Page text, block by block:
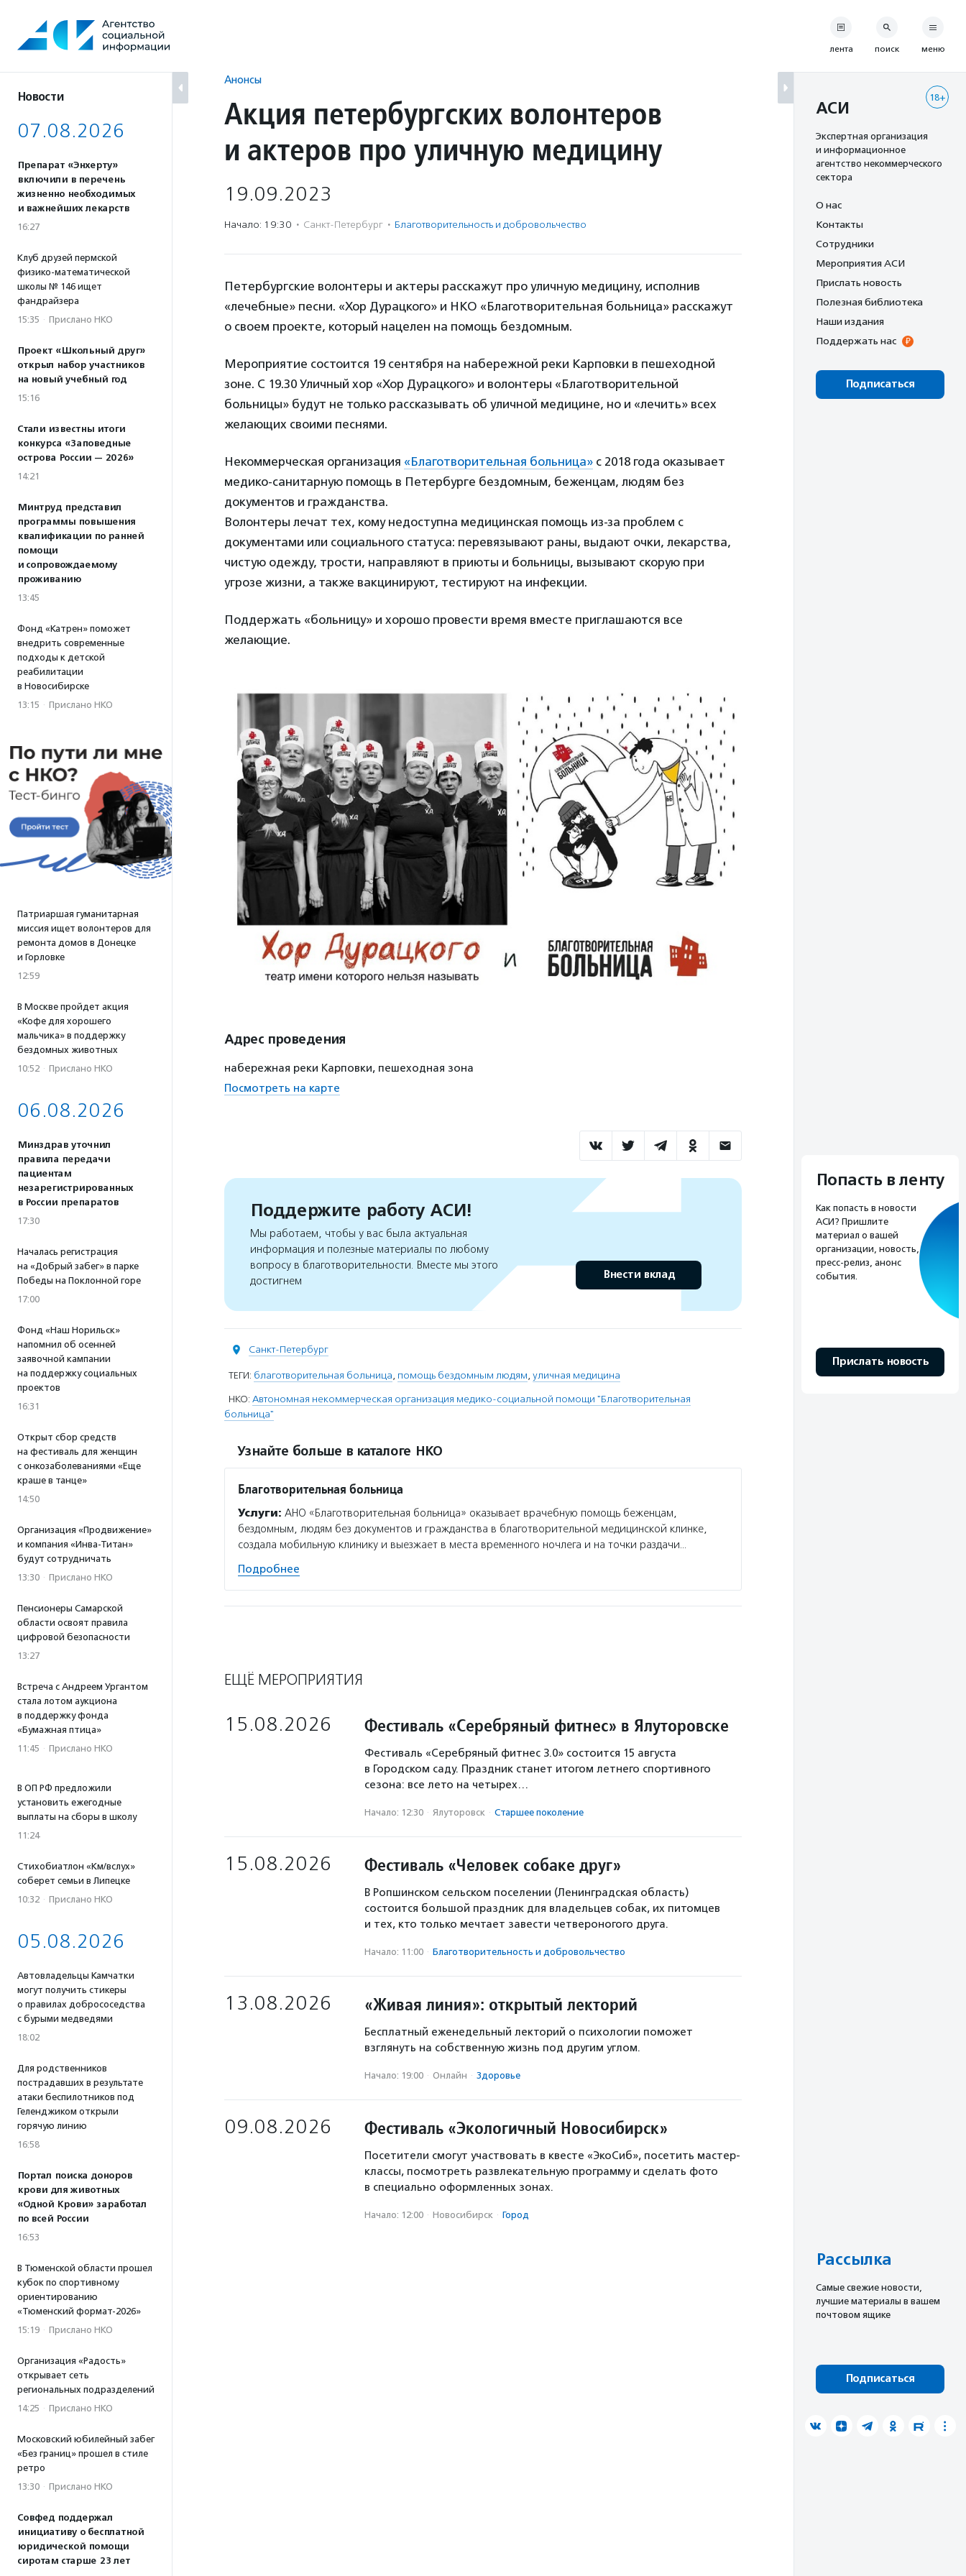
содержанию
Новости
07.08.2026
Препарат «Энхерту»
включили в перечень
жизненно необходимых
и важнейших лекарств
16:27
Клуб друзей пермской
физико-математической
школы № 146 ищет
фандрайзера
15:35 · Прислано НКО
Проект «Школьный друг»
открыл набор участников
на новый учебный год
15:16
Стали известны итоги
конкурса «Заповедные
острова России — 2026»
14:21
Минтруд представил
программы повышения
квалификации по ранней
помощи
и сопровождаемому
проживанию
13:45
Фонд «Катрен» поможет
внедрить современные
подходы к детской
реабилитации
в Новосибирске
13:15 · Прислано НКО
Патриаршая гуманитарная
миссия ищет волонтеров для
ремонта домов в Донецке
и Горловке
12:59
В Москве пройдет акция
«Кофе для хорошего
мальчика» в поддержку
бездомных животных
10:52 · Прислано НКО
06.08.2026
Минздрав уточнил
правила передачи
пациентам
незарегистрированных
в России препаратов
17:30
Началась регистрация
на «Добрый забег» в парке
Победы на Поклонной горе
17:00
Фонд «Наш Норильск»
напомнил об осенней
заявочной кампании
на поддержку социальных
проектов
16:31
Открыт сбор средств
на фестиваль для женщин
с онкозаболеваниями «Еще
краше в танце»
14:50
Организация «Продвижение»
и компания «Инва-Титан»
будут сотрудничать
13:30 · Прислано НКО
Пенсионеры Самарской
области освоят правила
цифровой безопасности
13:27
Встреча с Андреем Ургантом
стала лотом аукциона
в поддержку фонда
«Бумажная птица»
11:45 · Прислано НКО
В ОП РФ предложили
установить ежегодные
выплаты на сборы в школу
11:24
Стихобиатлон «Км/вслух»
соберет семьи в Липецке
10:32 · Прислано НКО
05.08.2026
Автовладельцы Камчатки
могут получить стикеры
о правилах добрососедства
с бурыми медведями
18:02
Для родственников
пострадавших в результате
атаки беспилотников под
Геленджиком открыли
горячую линию
16:58
Портал поиска доноров
крови для животных
«Одной Крови» заработал
по всей России
16:53
В Тюменской области прошел
кубок по спортивному
ориентированию
«Тюменский формат-2026»
15:19 · Прислано НКО
Организация «Радость»
открывает сеть
региональных подразделений
14:25 · Прислано НКО
Московский юбилейный забег
«Без границ» прошел в стиле
ретро
13:30 · Прислано НКО
Совфед поддержал
инициативу о бесплатной
юридической помощи
сиротам старше 23 лет
Анонсы
Акция петербургских волонтеров
и актеров про уличную медицину
19.09.2023
Начало: 19:30 · Санкт-Петербург · Благотвори­тель­ность и доброволь­чест­во
Петербургские волонтеры и актеры расскажут про уличную медицину, исполнив
«лечебные» песни. «Хор Дурацкого» и НКО «Благотворительная больница» расскажут
о своем проекте, который нацелен на помощь бездомным.
Мероприятие состоится 19 сентября на набережной реки Карповки в пешеходной
зоне. С 19.30 Уличный хор «Хор Дурацкого» и волонтеры «Благотворительной
больницы» будут не только рассказывать об уличной медицине, но и «лечить» всех
желающих своими песнями.
Некоммерческая организация «Благотворительная больница» с 2018 года оказывает
медико-санитарную помощь в Петербурге бездомным, беженцам, людям без
документов и гражданства.
Волонтеры лечат тех, кому недоступна медицинская помощь из-за проблем с
документами или социального статуса: перевязывают раны, выдают очки, лекарства,
чистую одежду, трости, направляют в приюты и больницы, вызывают скорую при
угрозе жизни, а также вакцинируют, тестируют на инфекции.
Поддержать «больницу» и хорошо провести время вместе приглашаются все
желающие.
Адрес проведения
набережная реки Карповки, пешеходная зона
Посмотреть на карте
Поддержите работу АСИ!
Мы работаем, чтобы у вас была актуальная
информация и полезные материалы по любому
вопросу в благотворительности. Вместе мы этого
достигнем
Внести вклад
Санкт-Петербург
ТЕГИ: благотворительная больница, помощь бездомным людям, уличная медицина
НКО: Автономная некоммерческая организация медико-социальной помощи "Благотворительная
больница"
Узнайте больше в каталоге НКО
Благотворительная больница
Услуги: АНО «Благотворительная больница» оказывает врачебную помощь беженцам,
бездомным, людям без документов и гражданства в благотворительной медицинской клинке,
создала мобильную клинику и выезжает в места временного ночлега и на точки раздачи…
Подробнее
ЕЩЁ МЕРОПРИЯТИЯ
15.08.2026 Фестиваль «Серебряный фитнес» в Ялуторовске
Фестиваль «Серебряный фитнес 3.0» состоится 15 августа
в Городском саду. Праздник станет итогом летнего спортивного
сезона: все лето на четырех…
Начало: 12:30 · Ялуторовск · Старшее поколение
15.08.2026 Фестиваль «Человек собаке друг»
В Ропшинском сельском поселении (Ленинградская область)
состоится большой праздник для владельцев собак, их питомцев
и тех, кто только мечтает завести четвероногого друга.
Начало: 11:00 · Благотвори­тель­ность и доброволь­чест­во
13.08.2026 «Живая линия»: открытый лекторий
Бесплатный еженедельный лекторий о психологии поможет
взглянуть на собственную жизнь под другим углом.
Начало: 19:00 · Онлайн · Здоровье
09.08.2026 Фестиваль «Экологичный Новосибирск»
Посетители смогут участвовать в квесте «ЭкоСиб», посетить мастер-
классы, посмотреть развлекательную программу и сделать фото
в специально оформленных зонах.
Начало: 12:00 · Новосибирск · Город
лента поиск меню
18+
АСИ
Экспертная организация
и информационное
агентство некоммерческого
сектора
О нас
Контакты
Сотрудники
Мероприятия АСИ
Прислать новость
Полезная библиотека
Наши издания
Поддержать нас
Подписаться
Попасть в ленту
Как попасть в новости
АСИ? Пришлите
материал о вашей
организации, новость,
пресс-релиз, анонс
события.
Прислать новость
Рассылка
Cамые свежие новости,
лучшие материалы в вашем
почтовом ящике
Подписаться